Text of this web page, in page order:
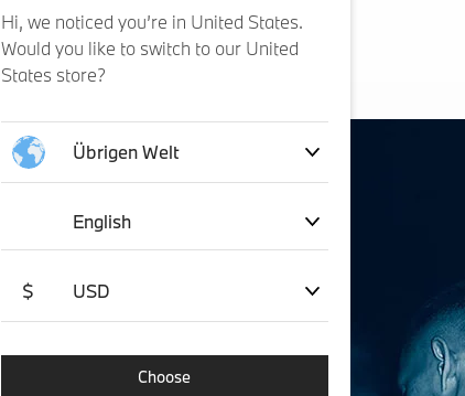
Hi, we noticed you’re in United States.
Would you like to switch to our United
States store?
Übrigen Welt
English
$ USD
Choose